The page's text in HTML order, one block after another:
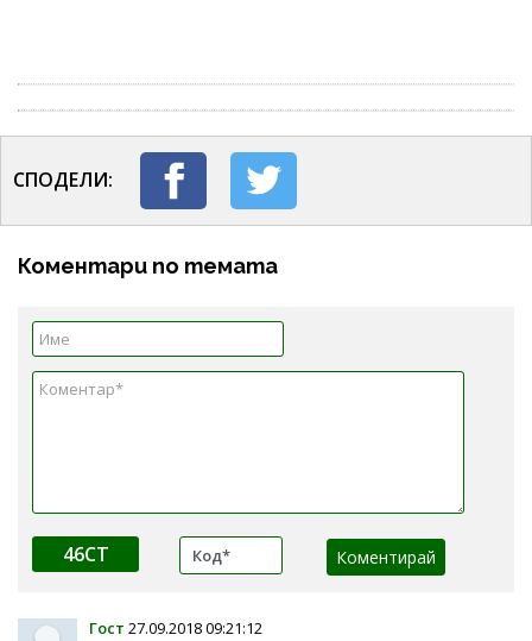
СПОДЕЛИ:
Коментари по темата
46CT
Гост 27.09.2018 09:21:12